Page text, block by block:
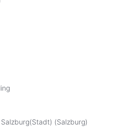
(Salzburg)